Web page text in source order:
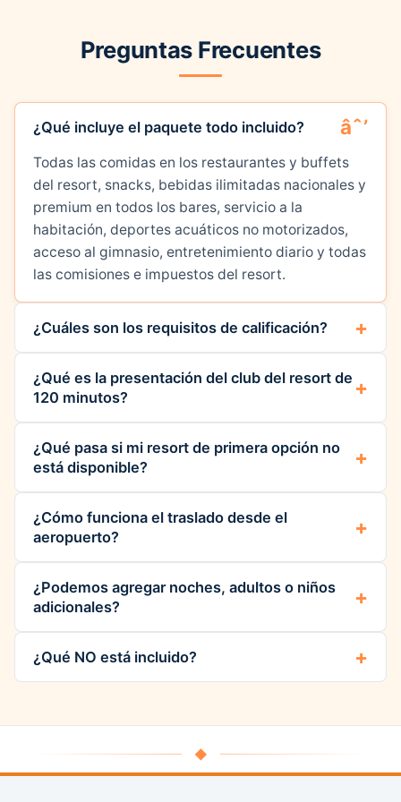
Preguntas Frecuentes
¿Qué incluye el paquete todo incluido?
Todas las comidas en los restaurantes y buffets
del resort, snacks, bebidas ilimitadas nacionales y
premium en todos los bares, servicio a la
habitación, deportes acuáticos no motorizados,
acceso al gimnasio, entretenimiento diario y todas
las comisiones e impuestos del resort.
¿Cuáles son los requisitos de calificación?
¿Qué es la presentación del club del resort de
120 minutos?
¿Qué pasa si mi resort de primera opción no
está disponible?
¿Cómo funciona el traslado desde el
aeropuerto?
¿Podemos agregar noches, adultos o niños
adicionales?
¿Qué NO está incluido?
◆